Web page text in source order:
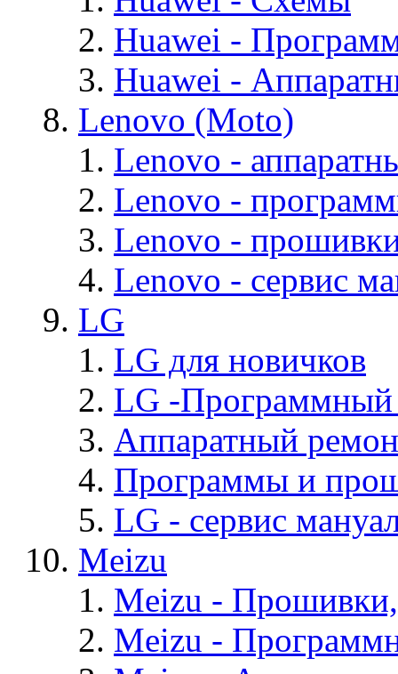
Huawei -
Huawei -
Lenovo (Moto)
Lenovo -
Lenovo -
Lenovo -
Lenovo - cервис
LG
LG для новичков
LG -Программный
Аппаратный
Программы и
LG - cервис
Meizu
Meizu -
Meizu -